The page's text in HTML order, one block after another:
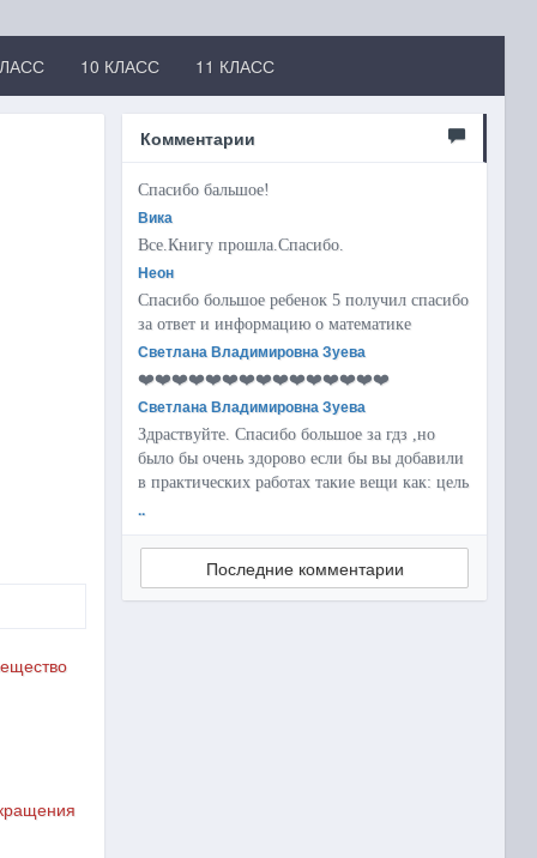
10 КЛАСС 11 КЛАСС
Комментарии
Спасибо бальшое!
Вика
Все.Книгу прошла.Спасибо.
Неон
Спасибо большое ребенок 5 получил спасибо
за ответ и информацию о математике
Светлана Владимировна Зуева
❤️❤️❤️❤️❤️❤️❤️❤️❤️❤️❤️❤️❤️❤️❤️
Светлана Владимировна Зуева
Здраствуйте. Спасибо большое за гдз ,но
было бы очень здорово если бы вы добавили
в практических работах такие вещи как: цель
..
Последние комментарии